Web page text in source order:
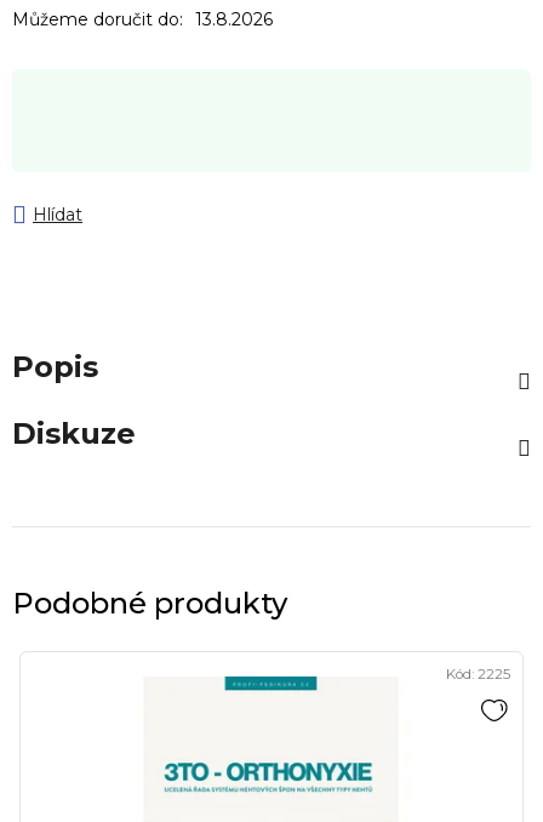
Můžeme doručit do: 13.8.2026
Hlídat
Popis
Diskuze
Podobné produkty
Kód: 2225